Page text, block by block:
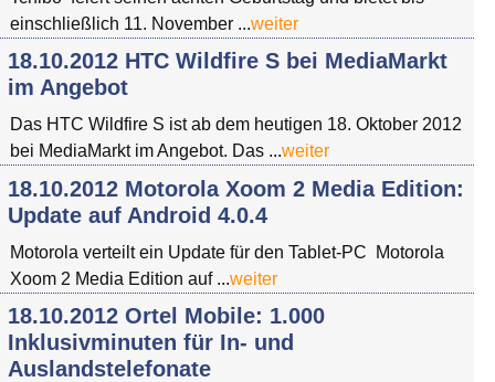
einschließlich 11. November ...weiter
18.10.2012 HTC Wildfire S bei MediaMarkt
im Angebot
Das HTC Wildfire S ist ab dem heutigen 18. Oktober 2012
bei MediaMarkt im Angebot. Das ...weiter
18.10.2012 Motorola Xoom 2 Media Edition:
Update auf Android 4.0.4
Motorola verteilt ein Update für den Tablet-PC Motorola
Xoom 2 Media Edition auf ...weiter
18.10.2012 Ortel Mobile: 1.000
Inklusivminuten für In- und
Auslandstelefonate